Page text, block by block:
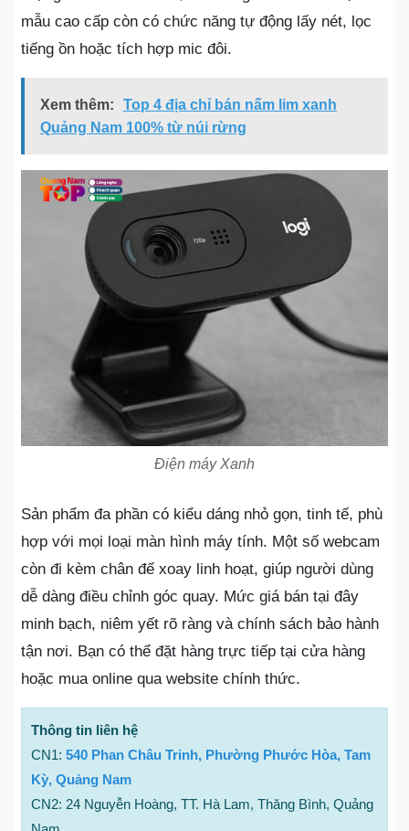
mẫu cao cấp còn có chức năng tự động lấy nét, lọc
tiếng ồn hoặc tích hợp mic đôi.
Xem thêm:
Top 4 địa chỉ bán nấm lim xanh
Quảng Nam 100% từ núi rừng
Điện máy Xanh
Sản phẩm đa phần có kiểu dáng nhỏ gọn, tinh tế, phù
hợp với mọi loại màn hình máy tính. Một số webcam
còn đi kèm chân đế xoay linh hoạt, giúp người dùng
dễ dàng điều chỉnh góc quay. Mức giá bán tại đây
minh bạch, niêm yết rõ ràng và chính sách bảo hành
tận nơi. Bạn có thể đặt hàng trực tiếp tại cửa hàng
hoặc mua online qua website chính thức.
Thông tin liên hệ
CN1: 540 Phan Châu Trinh, Phường Phước Hòa, Tam
Kỳ, Quảng Nam
CN2: 24 Nguyễn Hoàng, TT. Hà Lam, Thăng Bình, Quảng